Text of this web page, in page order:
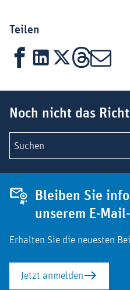
Teilen
FacebookLinkedIn
X Threads
Mail
Noch nicht das
Suchen
Bleiben Sie
unserem E-
Erhalten Sie die neuesten
Jetzt anmelden